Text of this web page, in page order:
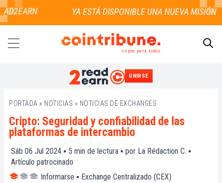
cripto para todos
UNIRSE
PORTADA » NOTICIAS » NOTICIAS DE EXCHANGES
Cripto: Seguridad y confiabilidad de las
plataformas de intercambio
Sáb 06 Jul 2024 ▪ 5 min de lectura ▪ por La Rédaction C. ▪
Artículo patrocinado
Informarse ▪ Exchange Centralizado (CEX)